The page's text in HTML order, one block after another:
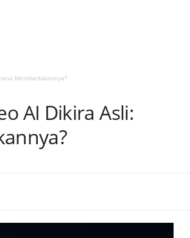
Membedakannya?
AI Dikira Asli: